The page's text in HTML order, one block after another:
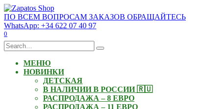
Skip
to
content
ПО ВСЕМ ВОПРОСАМ ЗАКАЗОВ ОБРАЩАЙТЕСЬ
WhatsApp: +34 622 07 40 97
0
Search
for:
МЕНЮ
НОВИНКИ
ДЕТСКАЯ
В НАЛИЧИИ В РОССИИ 🇷🇺
РАСПРОДАЖА – 8 ЕВРО
РАСПРОДАЖА – 11 ЕВРО